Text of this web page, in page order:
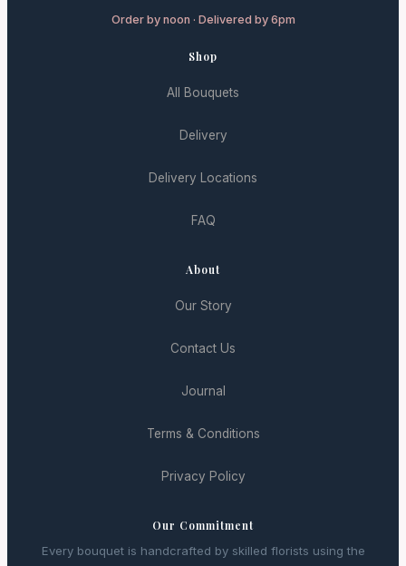
Order by noon · Delivered by 6pm
Shop
All Bouquets
Delivery
Delivery Locations
FAQ
About
Our Story
Contact Us
Journal
Terms & Conditions
Privacy Policy
Our Commitment
Every bouquet is handcrafted by skilled florists using the